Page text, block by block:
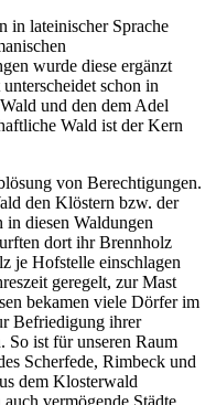
in lateinischer Sprache
wurde diese ergänzt
schon in
und den dem Adel
Wald ist der Kern
von Berechtigungen.
den Klöstern bzw. der
diesen Waldungen
dort ihr Brennholz
je Hofstelle einschlagen
geregelt, zur Mast
bekamen viele Dörfer im
Befriedigung ihrer
So ist für unseren Raum
Scherfede, Rimbeck und
dem Klosterwald